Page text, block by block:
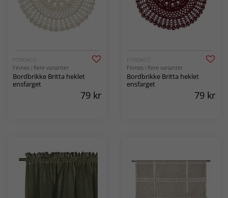
FONDACO
Finnes i flere varianter
Bordbrikke Britta heklet
ensfarget
79 kr
FONDACO
Finnes i flere varianter
Bordbrikke Britta heklet
ensfarget
79 kr